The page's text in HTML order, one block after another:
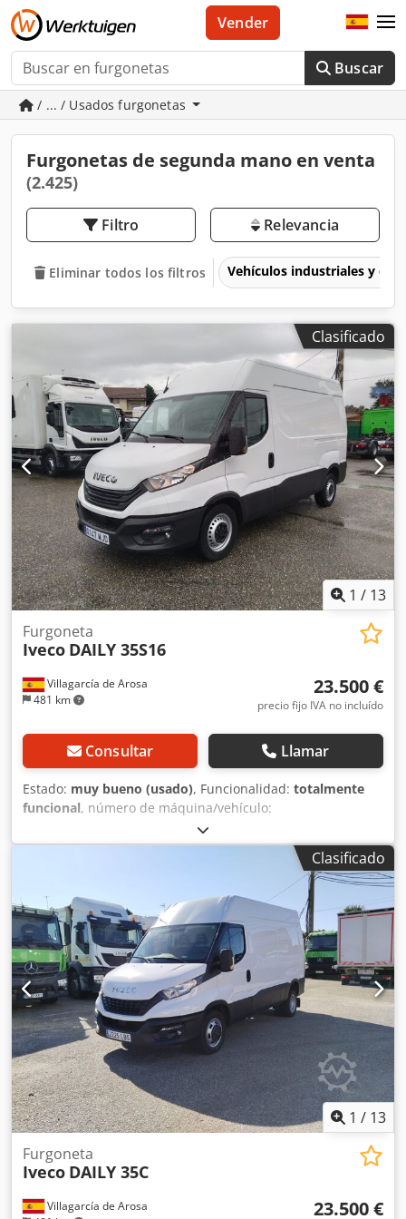
Buscar
Vender
/ ... / Usados furgonetas
Furgonetas de segunda mano en venta
(2.425)
Filtro Relevancia
Eliminar todos los filtros Vehículos industriales y
Clasificado
1 / 13
Villagarcía de Arosa
481 km
Furgoneta
Iveco DAILY 35S16
23.500 €
precio fijo IVA no incluído
Consultar Llamar
Estado: muy bueno (usado), Funcionalidad: totalmente
funcional, número de máquina/vehículo:
, kilometraje:
registro:07/2023, tipo de combustible:diésel, peso en
, tamaño del
, configuración de ejes: 4x2,
distancia entre ejes:
3.520 mm, combustible: diésel
, color:
blanco, tipo de engranaje:mecánico
, amortiguación:
acero, número de asientos:3
, volumen del espacio de
carga:10 m³, longitud del espacio de carga: 3.200 mm,
anchura del espacio de carga:1.740 mm
, altura del
espacio de carga:1.900 mm, Año de fabricación: 2023,
*FURGONETA CERRADA. Codpezr Nk Tefx Acyoha
Clasificado
1 / 13
Villagarcía de Arosa
Furgoneta
Iveco DAILY 35C
23.500 €